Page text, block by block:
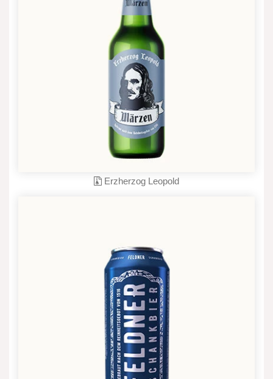
Erzherzog Leopold